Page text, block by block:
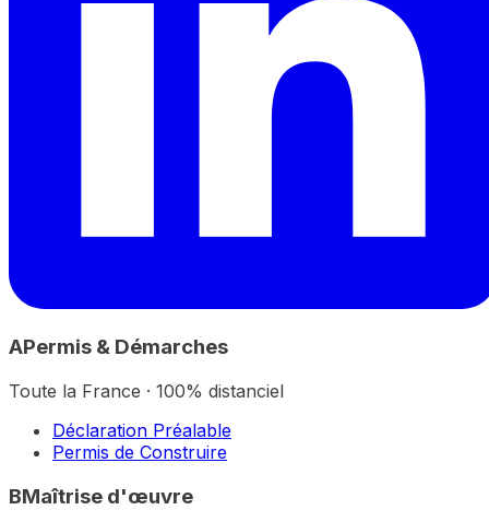
APermis & Démarches
Toute la France · 100% distanciel
Déclaration Préalable
Permis de Construire
BMaîtrise d'œuvre